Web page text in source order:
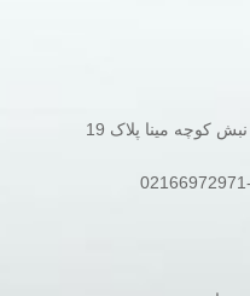
کوچه مینا پلاک 19